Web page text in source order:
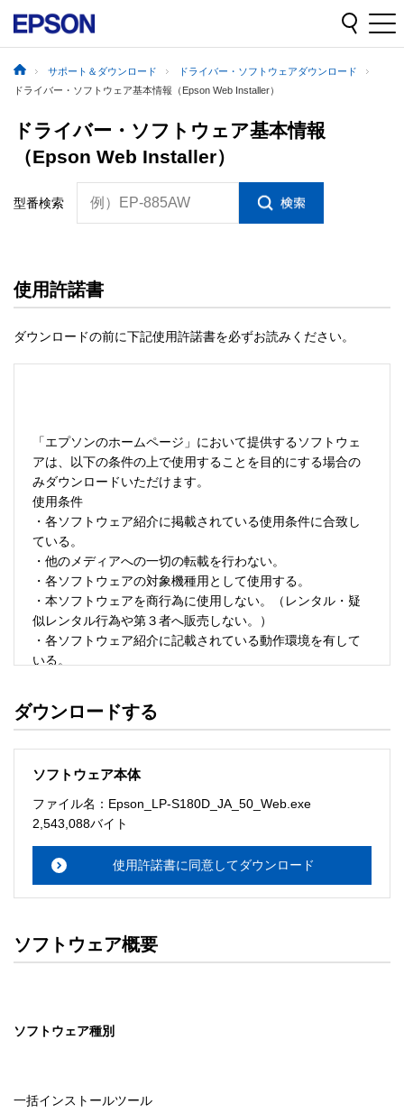
サポート＆ダウンロード
ドライバー・ソフトウェアダウンロード
ドライバー・ソフトウェア基本情報（Epson Web Installer）
ドライバー・ソフトウェア基本情報
（Epson Web Installer）
型番検索 例）EP-885AW
使用許諾書
ダウンロードの前に下記使用許諾書を必ずお読みください。
「エプソンのホームページ」において提供するソフトウェ
アは、以下の条件の上で使用することを目的にする場合の
みダウンロードいただけます。
使用条件
・各ソフトウェア紹介に掲載されている使用条件に合致し
ている。
・他のメディアへの一切の転載を行わない。
・各ソフトウェアの対象機種用として使用する。
・本ソフトウェアを商行為に使用しない。（レンタル・疑
似レンタル行為や第３者へ販売しない。）
・各ソフトウェア紹介に記載されている動作環境を有して
いる。
・ソフトウェアを改変、またはリバースエンジニアリング
ソフトウェアのサポート
・本サーバでは、ユーザーサポートは行いません。搭載ソ
メーションセンターまでお願い
ルをお読み下さい。
ソフトウェアの保証範囲
・ソフトウェアのダウンロード・導入はお客様の責任にお
セイコーエプソン株式会社に帰属します。
ダウンロードする
ソフトウェア本体
ファイル名：Epson_LP-S180D_JA_50_Web.exe
2,543,088バイト
使用許諾書に同意してダウンロード
ソフトウェア概要
ソフトウェア種別
一括インストールツール